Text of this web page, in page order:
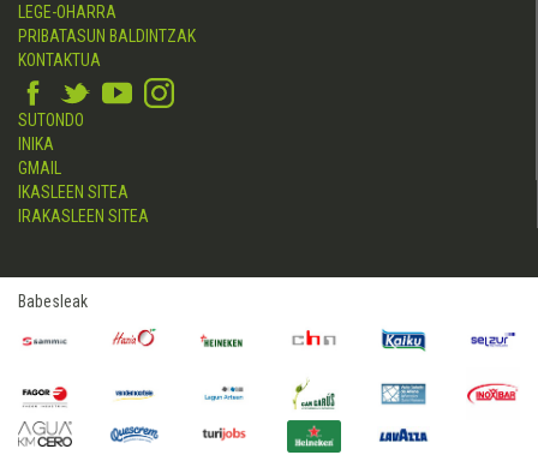
LEGE-OHARRA
PRIBATASUN BALDINTZAK
KONTAKTUA
SUTONDO
INIKA
GMAIL
IKASLEEN SITEA
IRAKASLEEN SITEA
Babesleak